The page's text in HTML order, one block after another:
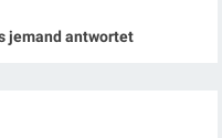
jemand antwortet